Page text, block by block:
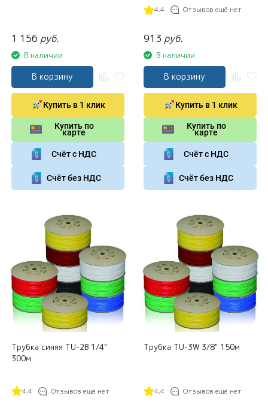
1 156 руб.
В наличии
В корзину
Купить в 1 клик
Купить по
карте
Счёт с НДС
Счёт без НДС
4.4 Отзывов ещё нет
913 руб.
В наличии
В корзину
Купить в 1 клик
Купить по
карте
Счёт с НДС
Счёт без НДС
Трубка синяя TU-2B 1/4"
300м
4.4 Отзывов ещё нет
Трубка TU-3W 3/8" 150м
4.4 Отзывов ещё нет